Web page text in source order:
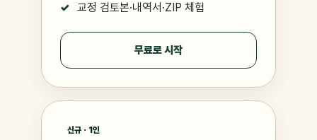
교정 검토본·내역서·ZIP 체험
무료로 시작
신규 · 1인